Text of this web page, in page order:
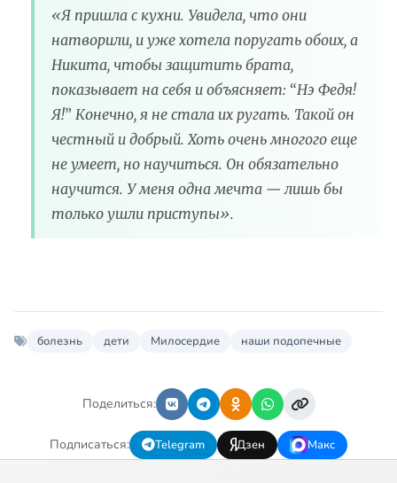
«Я пришла с кухни. Увидела, что они
натворили, и уже хотела поругать обоих, а
Никита, чтобы защитить брата,
показывает на себя и объясняет: “Нэ Федя!
Я!” Конечно, я не стала их ругать. Такой он
честный и добрый. Хоть очень многого еще
не умеет, но научиться. Он обязательно
научится. У меня одна мечта — лишь бы
только ушли приступы».
болезнь дети Милосердие наши подопечные
Поделиться:
Подписаться: Telegram Дзен Макс